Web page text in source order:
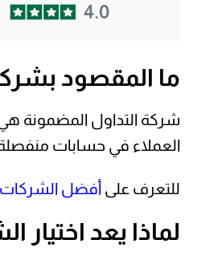
4.0
ما المقصود
شركة التداول المضمونة
العملاء في حسابات
للتعرف على أفضل الشركات
لماذا يعد